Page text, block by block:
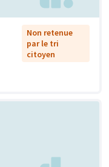
Non retenue
par le tri
citoyen